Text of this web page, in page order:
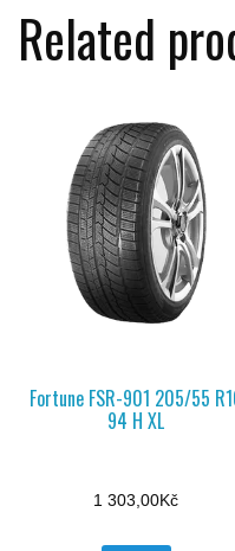
Related
Fortune FSR-901 205/55
94 H XL
1 303,00Kč